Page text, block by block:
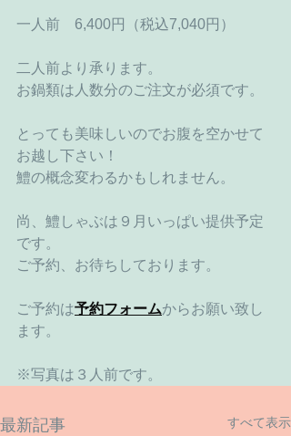
一人前　6,400円（税込7,040円）
二人前より承ります。
お鍋類は人数分のご注文が必須です。
とっても美味しいのでお腹を空かせて
お越し下さい！
鱧の概念変わるかもしれません。
尚、鱧しゃぶは９月いっぱい提供予定
です。
ご予約、お待ちしております。
ご予約は予約フォームからお願い致し
ます。
※写真は３人前です。
最新記事 すべて表示